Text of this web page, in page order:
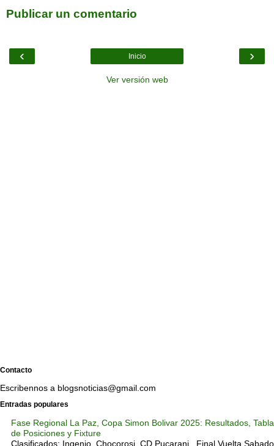
Publicar un comentario
‹ ›
Inicio
Ver versión web
Contacto
Escribennos a blogsnoticias@gmail.com
Entradas populares
Fase Regional La Paz, Copa Simon Bolivar 2025: Resultados, Tabla
de Posiciones y Fixture
Clasificados: Ingenio, Chocorosi, CD Pucarani Final Vuelta Sabado